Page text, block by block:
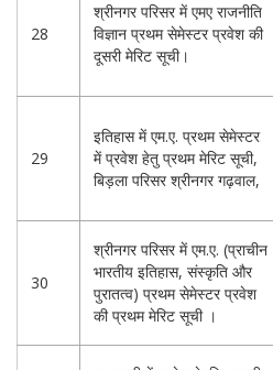
28
श्रीनगर परिसर में एमए राजनीति
विज्ञान प्रथम सेमेस्टर प्रवेश की
दूसरी मेरिट सूची।
29
इतिहास में एम.ए. प्रथम सेमेस्टर
में प्रवेश हेतु प्रथम मेरिट सूची,
बिड़ला परिसर श्रीनगर गढ़वाल,
30
श्रीनगर परिसर में एम.ए. (प्राचीन
भारतीय इतिहास, संस्कृति और
पुरातत्व) प्रथम सेमेस्टर प्रवेश
की प्रथम मेरिट सूची ।